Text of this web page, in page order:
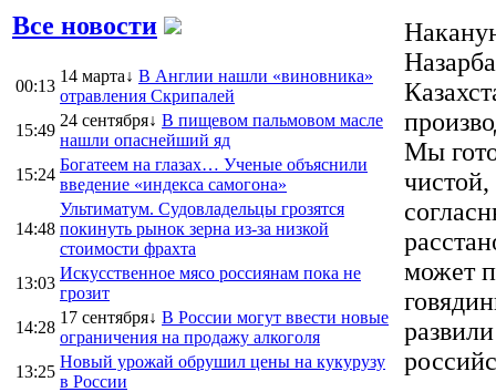
Все новости
00:13
14 марта↓ В Англии нашли «виновника»
отравления Скрипалей
15:49
24 сентября↓ В пищевом пальмовом масле
нашли опаснейший яд
15:24
Богатеем на глазах… Ученые объяснили
введение «индекса самогона»
14:48
Ультиматум. Судовладельцы грозятся
покинуть рынок зерна из-за низкой
стоимости фрахта
13:03
Искусственное мясо россиянам пока не
грозит
14:28
17 сентября↓ В России могут ввести новые
ограничения на продажу алкоголя
13:25
Новый урожай обрушил цены на кукурузу
в России
Мы
может